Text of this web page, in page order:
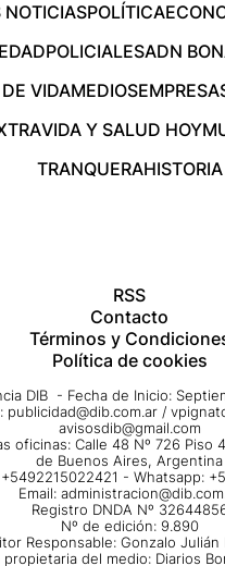
NOTICIASPOLÍTICA
POLICIALESADN
VIDAMEDIOS
VIDA Y SALUD HOY
TRANQUERAHISTORIA
RSS
Contacto
Términos y
Política de cookies
DIB - Fecha de Inicio:
publicidad@dib.com.ar /
avisosdib@gmail.com
oficinas: Calle 48 Nº 726 Piso
de Buenos Aires, Argentina
- Whatsapp:
Email:
Registro DNDA Nº
Nº de edición: 9.890
Responsable: Gonzalo Julián
propietaria del medio: Diarios